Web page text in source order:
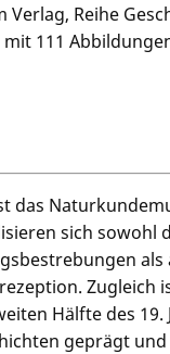
Reihe
mit 111
das
sich sowohl
Zugleich
Hälfte des 19.
geprägt